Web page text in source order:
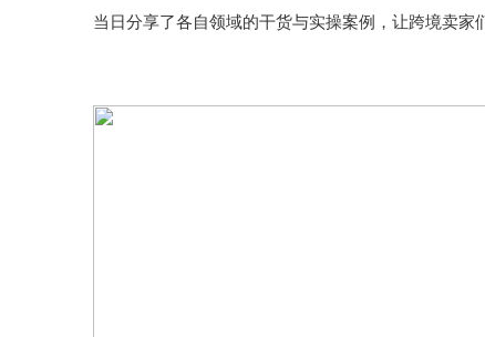
当日分享了各自领域的干货与实操案例，让跨境卖家